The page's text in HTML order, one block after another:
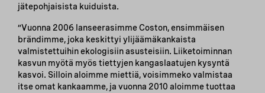
jätepohjaisista kuiduista.
”Vuonna 2006 lanseerasimme Coston, ensimmäisen
brändimme, joka keskittyi ylijäämäkankaista
valmistettuihin ekologisiin asusteisiin. Liiketoiminnan
kasvun myötä myös tiettyjen kangaslaatujen kysyntä
kasvoi. Silloin aloimme miettiä, voisimmeko valmistaa
itse omat kankaamme, ja vuonna 2010 aloimme tuottaa